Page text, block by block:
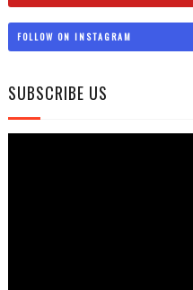
FOLLOW ON INSTAGRAM
SUBSCRIBE US